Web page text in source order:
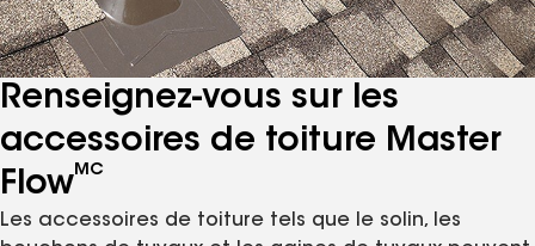
Renseignez-vous sur les
accessoires de toiture Master
FlowMC
Les accessoires de toiture tels que le solin, les